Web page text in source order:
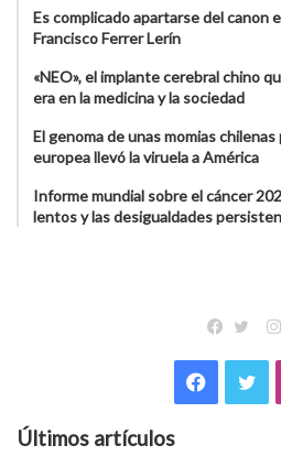
Es complicado apartarse del canon
Francisco Ferrer Lerín
«NEO», el implante cerebral chino
era en la medicina y la sociedad
El genoma de unas momias
europea llevó la viruela a América
Informe mundial sobre el cáncer
lentos y las desigualdades
Últimos artículos